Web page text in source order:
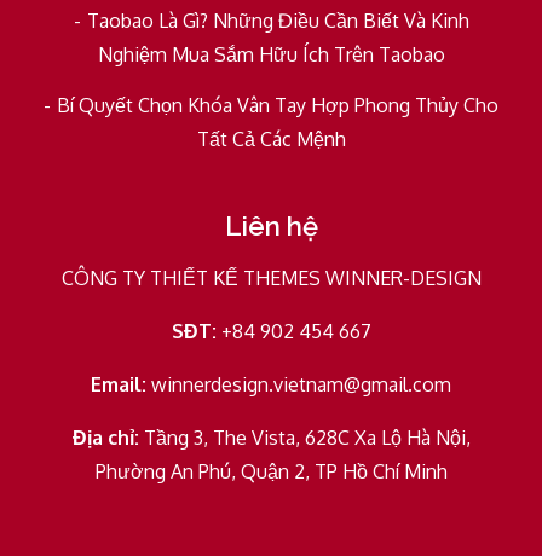
Taobao Là Gì? Những Điều Cần Biết Và Kinh
Nghiệm Mua Sắm Hữu Ích Trên Taobao
Bí Quyết Chọn Khóa Vân Tay Hợp Phong Thủy Cho
Tất Cả Các Mệnh
Liên hệ
CÔNG TY THIẾT KẾ THEMES WINNER-DESIGN
SĐT: +84 902 454 667
Email: winnerdesign.vietnam@gmail.com
Địa chỉ: Tầng 3, The Vista, 628C Xa Lộ Hà Nội,
Phường An Phú, Quận 2, TP Hồ Chí Minh